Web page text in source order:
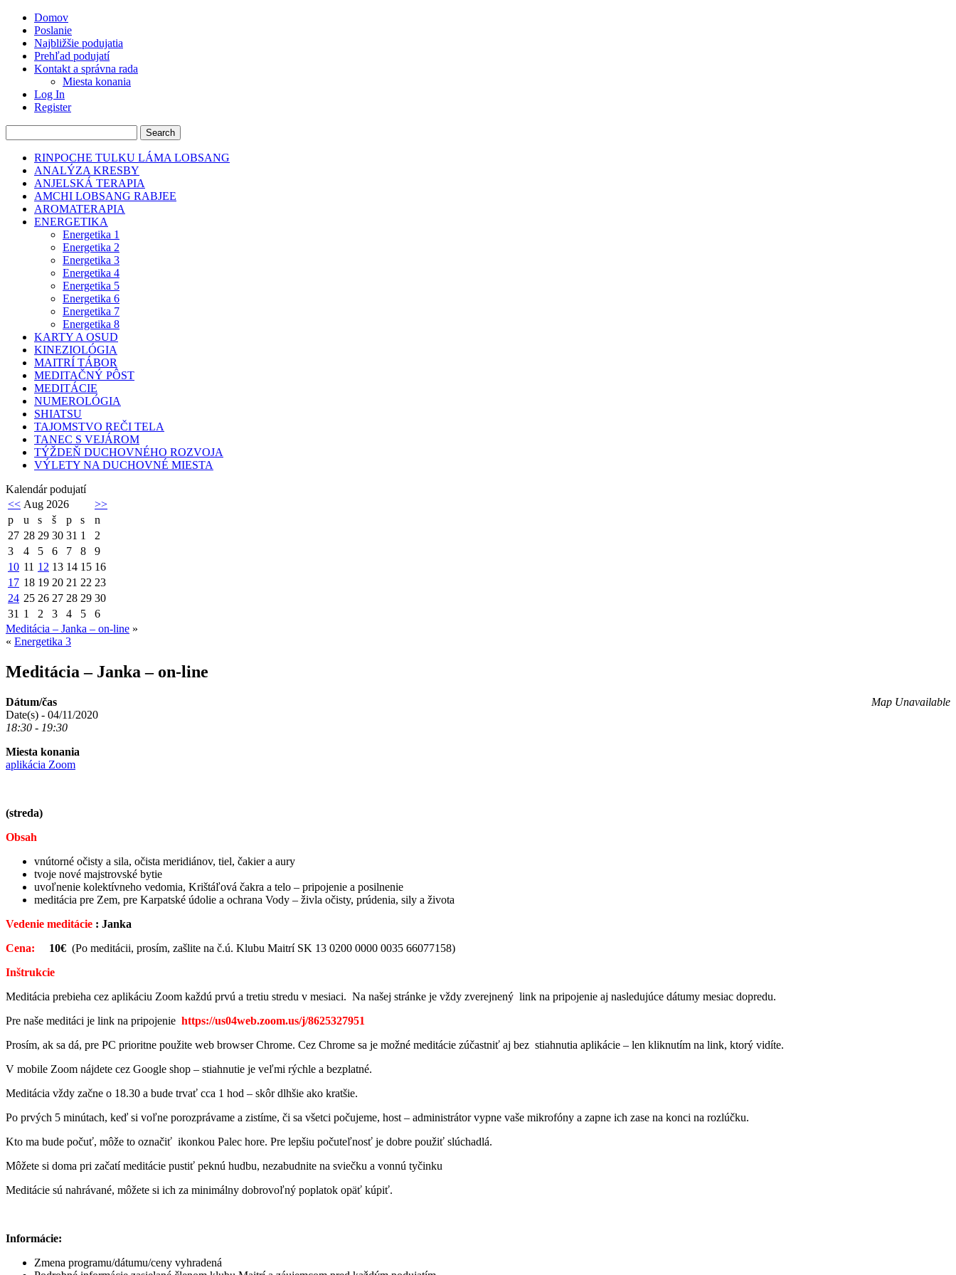
Domov
Poslanie
Najbližšie podujatia
Prehľad podujatí
Kontakt a správna rada
Miesta konania
Log In
Register
RINPOCHE TULKU LÁMA LOBSANG
ANALÝZA KRESBY
ANJELSKÁ TERAPIA
AMCHI LOBSANG RABJEE
AROMATERAPIA
ENERGETIKA
Energetika 1
Energetika 2
Energetika 3
Energetika 4
Energetika 5
Energetika 6
Energetika 7
Energetika 8
KARTY A OSUD
KINEZIOLÓGIA
MAITRÍ TÁBOR
MEDITAČNÝ PÔST
MEDITÁCIE
NUMEROLÓGIA
SHIATSU
TAJOMSTVO REČI TELA
TANEC S VEJÁROM
TÝŽDEŇ DUCHOVNÉHO ROZVOJA
VÝLETY NA DUCHOVNÉ MIESTA
Kalendár podujatí
<< Aug 2026
>>
p
u s š p s
n
27 28 29 30 31 1
2
3
4 5 6 7 8
9
10 11 12 13 14 15 16
17 18 19 20 21 22 23
24 25 26 27 28 29 30
31 1 2 3 4 5
6
Meditácia – Janka – on-line »
« Energetika 3
Meditácia – Janka – on-line
Map Unavailable
Dátum/čas
Date(s) - 04/11/2020
18:30 - 19:30
Miesta konania
aplikácia Zoom
(streda)
Obsah
vnútorné očisty a sila, očista meridiánov, tiel, čakier a aury
tvoje nové majstrovské bytie
uvoľnenie kolektívneho vedomia, Krištáľová čakra a telo – pripojenie a posilnenie
meditácia pre Zem, pre Karpatské údolie a ochrana Vody – živla očisty, prúdenia, sily a života
Vedenie meditácie : Janka
Cena: 10€ (Po meditácii, prosím, zašlite na č.ú. Klubu Maitrí SK 13 0200 0000 0035 66077158)
Inštrukcie
Meditácia prebieha cez aplikáciu Zoom každú prvú a tretiu stredu v mesiaci. Na našej stránke je vždy zverejnený link na pripojenie aj nasledujúce dátumy mesiac dopredu.
Pre naše meditáci je link na pripojenie https://us04web.zoom.us/j/8625327951
Prosím, ak sa dá, pre PC prioritne použite web browser Chrome. Cez Chrome sa je možné meditácie zúčastniť aj bez stiahnutia aplikácie – len kliknutím na link, ktorý vidíte.
V mobile Zoom nájdete cez Google shop – stiahnutie je veľmi rýchle a bezplatné.
Meditácia vždy začne o 18.30 a bude trvať cca 1 hod – skôr dlhšie ako kratšie.
Po prvých 5 minútach, keď si voľne porozprávame a zistíme, či sa všetci počujeme, host – administrátor vypne vaše mikrofóny a zapne ich zase na konci na rozlúčku.
Kto ma bude počuť, môže to označiť ikonkou Palec hore. Pre lepšiu počuteľnosť je dobre použiť slúchadlá.
Môžete si doma pri začatí meditácie pustiť peknú hudbu, nezabudnite na sviečku a vonnú tyčinku
Meditácie sú nahrávané, môžete si ich za minimálny dobrovoľný poplatok opäť kúpiť.
Informácie:
Zmena programu/dátumu/ceny vyhradená